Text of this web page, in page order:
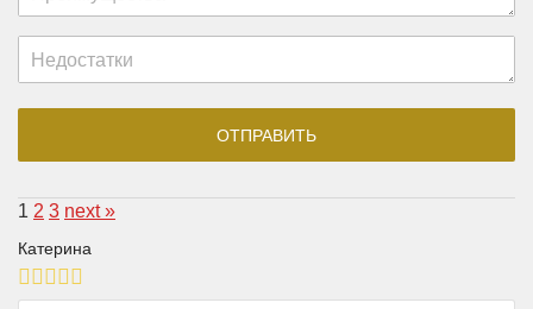
1 2 3 next »
Катерина